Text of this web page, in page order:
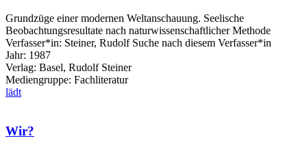
Grundzüge einer modernen Weltanschauung. Seelische
Beobachtungsresultate nach naturwissenschaftlicher Methode
Verfasser*in: Steiner, Rudolf Suche nach diesem Verfasser*in
Jahr: 1987
Verlag: Basel, Rudolf Steiner
Mediengruppe: Fachliteratur
lädt
Wir?